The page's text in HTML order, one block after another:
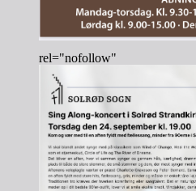
rel="nofollow"